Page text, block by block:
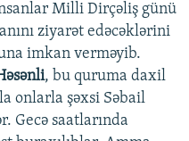
Milli Dirçəliş günü
ziyarət edəcəklərini
imkan verməyib.
, bu quruma daxil
onlarla şəxsi Səbail
Gecə saatlarında